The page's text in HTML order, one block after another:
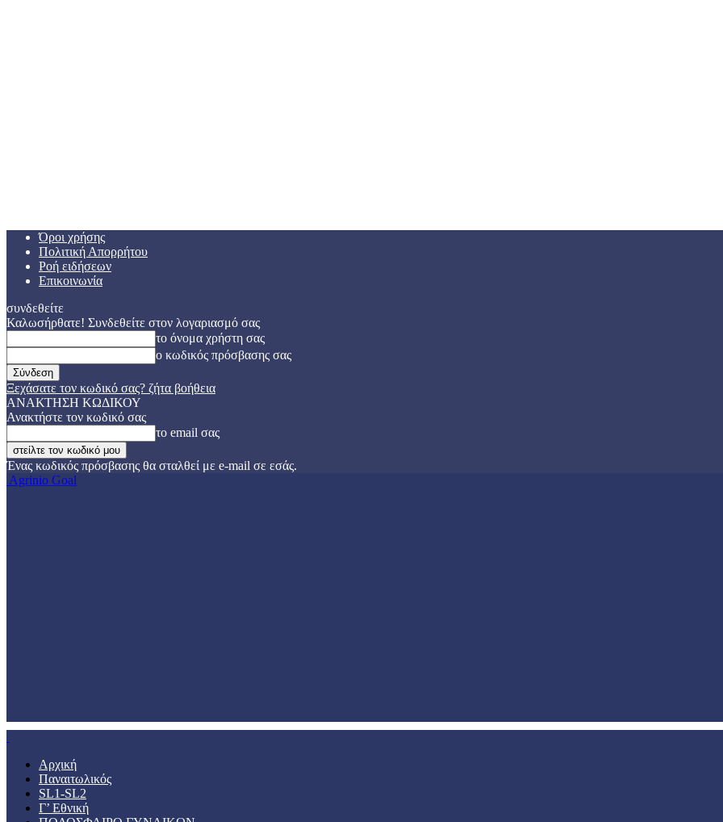
Όροι χρήσης
Πολιτική Απορρήτου
Ροή ειδήσεων
Επικοινωνία
συνδεθείτε
Καλωσήρθατε! Συνδεθείτε στον λογαριασμό σας
το όνομα χρήστη σας
ο κωδικός πρόσβασης σας
Ξεχάσατε τον κωδικό σας? ζήτα βοήθεια
ΑΝΑΚΤΗΣΗ ΚΩΔΙΚΟΥ
Ανακτήστε τον κωδικό σας
το email σας
Ένας κωδικός πρόσβασης θα σταλθεί με e-mail σε εσάς.
Agrinio Goal
Αρχική
Παναιτωλικός
SL1-SL2
Γ’ Εθνική